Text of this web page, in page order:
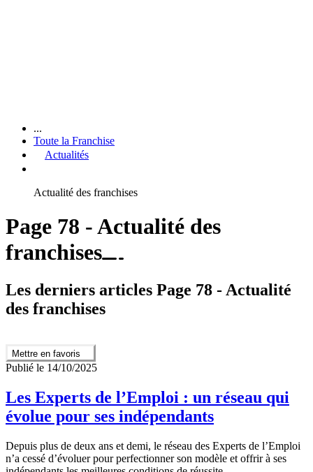
...
Toute la Franchise
Actualités
Actualité des franchises
Page 78 - Actualité des
franchises
Les derniers articles Page 78 - Actualité
des franchises
Mettre en favoris
Publié le 14/10/2025
Les Experts de l’Emploi : un réseau qui
évolue pour ses indépendants
Depuis plus de deux ans et demi, le réseau des Experts de l’Emploi
n’a cessé d’évoluer pour perfectionner son modèle et offrir à ses